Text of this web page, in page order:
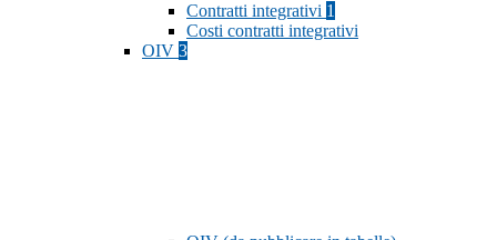
Contratti integrativi 1
Costi contratti integrativi
OIV 3